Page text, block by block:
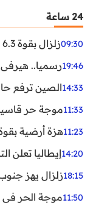
24 ساعة
09:30زلزال بقوة 6.3 درجات يضرب جنوب الفلبين.. ولا تحذير من تسونامي حتى الآن
19:46رسميا.. هيرفي
14:33الصين ترفع
11:33موجة حر
11:23هزة أرضية بقوة 5.6 درجات تضرب
14:20إيطاليا تعلن التأهب
18:15زلزال يهز
11:50موجة الحر في